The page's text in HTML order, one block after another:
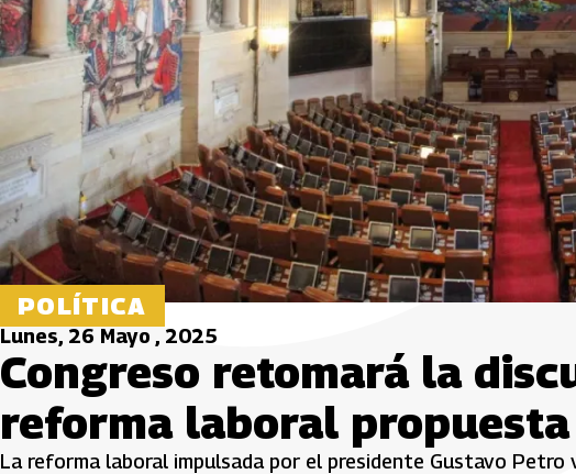
POLÍTICA
Lunes, 26 Mayo , 2025
Congreso retomará la
reforma laboral
La reforma laboral impulsada por el presidente Gustavo